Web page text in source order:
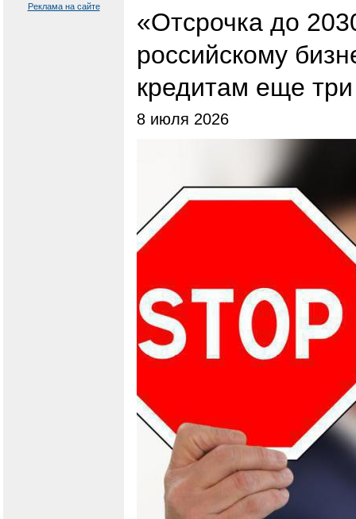
Реклама на сайте
«Отсрочка до
российскому
кредитам еще три
8 июля 2026